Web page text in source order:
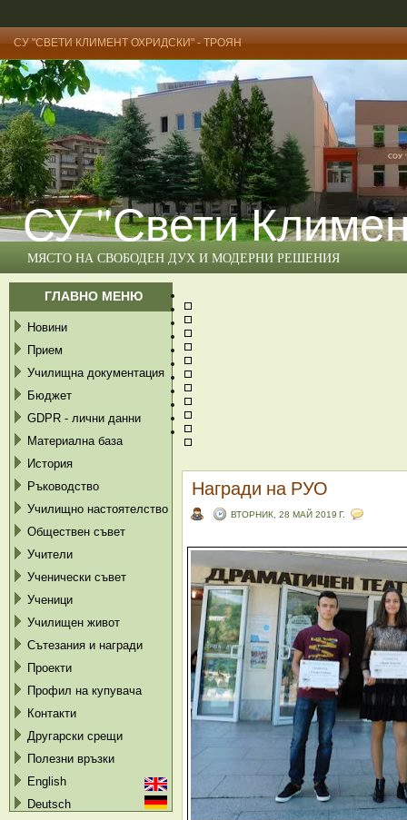
СУ "СВЕТИ КЛИМЕНТ ОХРИДСКИ" - ТРОЯН
СУ "Свети
МЯСТО НА СВОБОДЕН ДУХ И МОДЕРНИ РЕШЕНИЯ
ГЛАВНО МЕНЮ
Новини
Прием
Училищна документация
Бюджет
GDPR - лични данни
Материална база
История
Ръководство
Училищно настоятелство
Обществен съвет
Учители
Ученически съвет
Ученици
Училищен живот
Сътезания и награди
Проекти
Профил на купувача
Контакти
Другарски срещи
Полезни връзки
English
Deutsch
Награди на РУО
ВТОРНИК, 28 МАЙ 2019 Г.